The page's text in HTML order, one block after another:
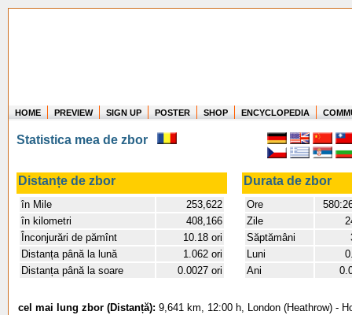
Where in the world have you flown?
How long have you been in the air?
Create your own FlightMemory and see!
HOME PREVIEW SIGN UP POSTER SHOP ENCYCLOPEDIA
Statistica mea de zbor
Distanțe de zbor Durata de zbor
în Mile
253,622
în kilometri
408,166
Înconjurări de pămînt
10.18 ori
Distanța până la lună
1.062 ori
Distanța până la soare
0.0027 ori
Ore
Zile
Săptămâni
Luni
Ani
cel mai lung zbor (Distanță): 9,641 km, 12:00 h, London (Heathrow) -